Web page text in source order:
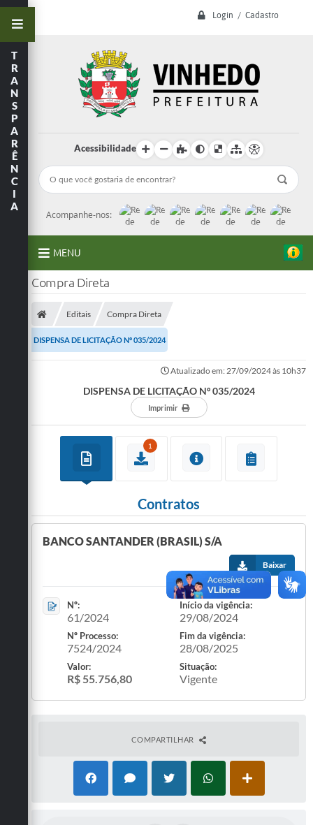
Login / Cadastro
Acessibilidade
Acompanhe-nos:
MENU
A Prefeitura
Secretarias
Telefones
Inclusão e Acessibilidade
Cidadão
Transporte Coletivo Municipal (Horários e
Diário Oficial
Defesa Civil
Convênios Terceiro Setor
Sistema de Protocolo
T
R
A
N
S
P
A
R
Ê
N
C
I
A
Compra Direta
Editais Compra Direta
DISPENSA DE LICITAÇÃO Nº 035/2024
Atualizado em: 27/09/2024 às 10h37
DISPENSA DE LICITAÇÃO Nº 035/2024
Imprimir
1
Contratos
BANCO SANTANDER (BRASIL) S/A
Baixar
Nº:
61/2024
Nº Processo:
7524/2024
Valor:
R$ 55.756,80
Início da vigência:
29/08/2024
Fim da vigência:
28/08/2025
Situação:
Vigente
COMPARTILHAR